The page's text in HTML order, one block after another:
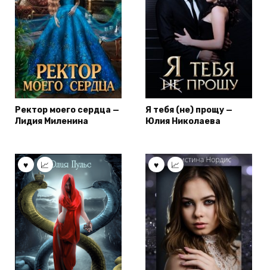
Ректор моего сердца —
Лидия Миленина
Я тебя (не) прощу —
Юлия Николаева